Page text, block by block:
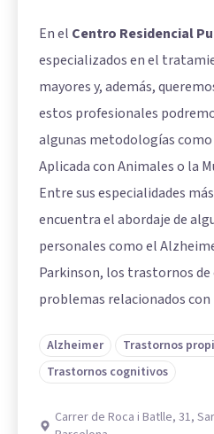
En el Centro Residencial
especializados en el
mayores y, además,
estos profesionales
algunas metodologías
Aplicada con Animales o la
Entre sus especialidades
encuentra el abordaje de
personales como el
Parkinson, los trastornos
problemas relacionados con
Alzheimer
Trastornos
Trastornos cognitivos
Carrer de Roca i Batlle, 31,